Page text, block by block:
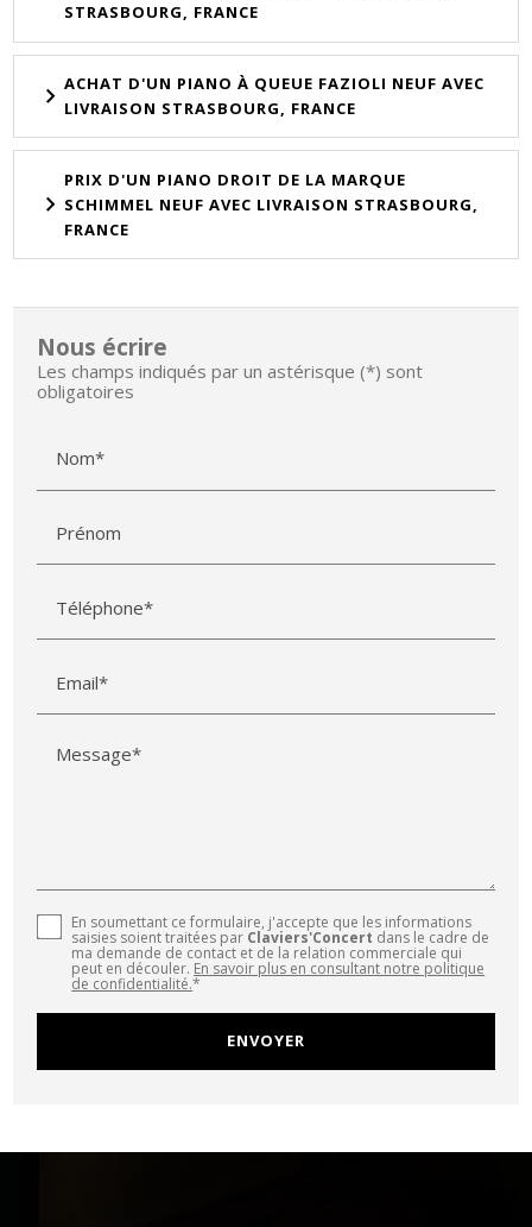
STRASBOURG, FRANCE
ACHAT D'UN PIANO À QUEUE FAZIOLI NEUF AVEC
LIVRAISON STRASBOURG, FRANCE
PRIX D'UN PIANO DROIT DE LA MARQUE
SCHIMMEL NEUF AVEC LIVRAISON STRASBOURG,
FRANCE
Nous écrire
Les champs indiqués par un astérisque (*) sont
obligatoires
Nom*
Prénom
Téléphone*
Email*
Message*
En soumettant ce formulaire, j'accepte que les informations
saisies soient traitées par Claviers'Concert dans le cadre de
ma demande de contact et de la relation commerciale qui
peut en découler. En savoir plus en consultant notre politique
de confidentialité.*